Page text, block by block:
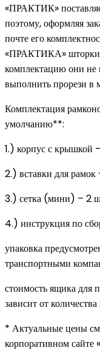
«ПРАКТИК»
поэтому, оформляя
почте его
«ПРАКТИКА»
комплектацию они не
выполнить прорези в
Комплектация
умолчанию**:
1.) корпус с крышкой
2.) вставки для
3.) сетка (мини) – 2
4.) инструкция по
упаковка
транспортными
стоимость ящика
зависит от
* Актуальные цены
корпоративном